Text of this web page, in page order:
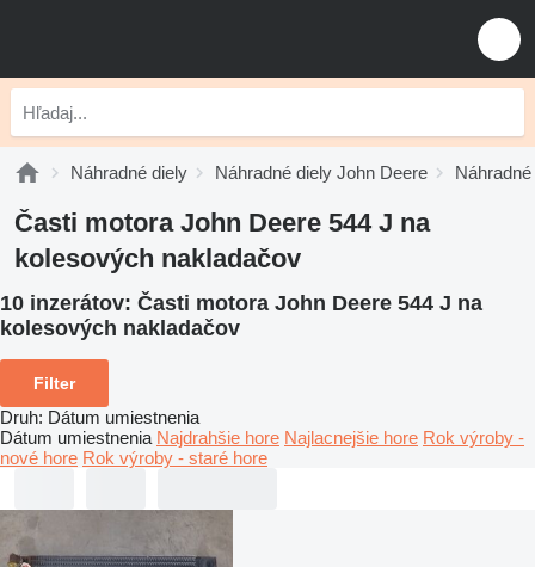
Náhradné diely Náhradné diely John Deere
Časti motora John Deere 544 J na
kolesových nakladačov
10 inzerátov: Časti motora John Deere 544 J na
kolesových nakladačov
Filter
Druh: Dátum umiestnenia
Dátum umiestnenia Najdrahšie hore Najlacnejšie hore Rok výroby -
nové hore Rok výroby - staré hore